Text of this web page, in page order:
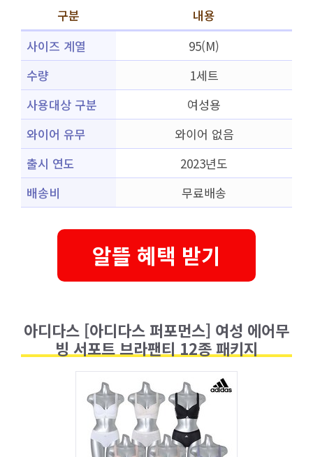
구분
내용
사이즈 계열
95(M)
수량
1세트
사용대상 구분
여성용
와이어 유무
와이어 없음
출시 연도
2023년도
배송비
무료배송
알뜰 혜택 받기
아디다스 [아디다스 퍼포먼스] 여성 에어무
빙 서포트 브라팬티 12종 패키지